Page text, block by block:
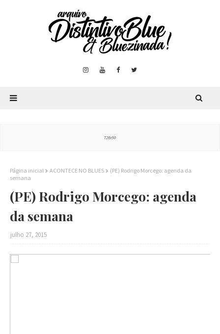
Página inicial ACONTECE NO BLUES
(PE) Rodrigo Morcego: agenda da
semana
(PE) Rodrigo Morcego: agenda
da semana
julho 27, 2015